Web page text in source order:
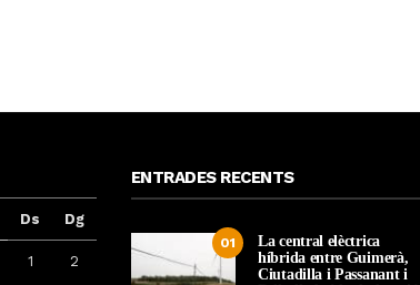
Ds Dg
1 2
ENTRADES RECENTS
01
La central elèctrica
híbrida entre Guimerà,
Ciutadilla i Passanant i